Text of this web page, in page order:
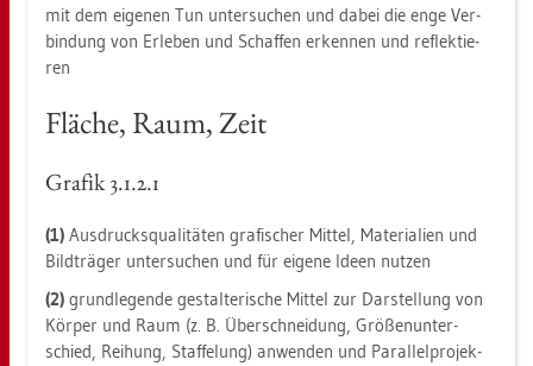
mit dem ei­ge­nen Tun un­ter­su­chen und dabei die enge Ver­
bin­dung von Er­le­ben und Schaf­fen er­ken­nen und re­flek­tie­
ren
Flä­che, Raum, Zeit
Gra­fik 3.​1.​2.​1
(1) Aus­drucks­qua­li­tä­ten gra­fi­scher Mit­tel, Ma­te­ria­li­en und
Bild­trä­ger un­ter­su­chen und für ei­ge­ne Ideen nut­zen
(2) grund­le­gen­de ge­stal­te­ri­sche Mit­tel zur Dar­stel­lung von
Kör­per und Raum (z. B. Über­schnei­dung, Grö­ßen­un­ter­
schied, Rei­hung, Staf­fe­lung) an­wen­den und Par­al­lel­pro­jek­